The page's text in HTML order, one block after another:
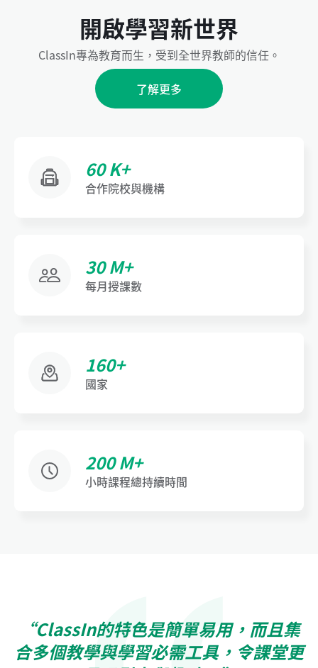
開啟學習新世界
ClassIn專為教育而生，受到全世界教師的信任。
了解更多
60 K+
合作院校與機構
30 M+
每月授課數
160+
國家
200 M+
小時課程總持續時間
“ClassIn的特色是簡單易用，而且集
合多個教學與學習必需工具，令課堂更